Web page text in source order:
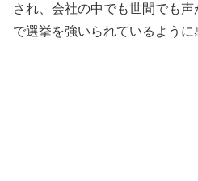
され、会社の中でも世間でも
で選挙を強いられているように